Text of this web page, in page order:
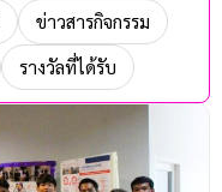
ข่าวสารกิจกรรม
รางวัลที่ได้รับ